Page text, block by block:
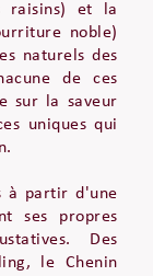
raisins) et la
noble)
naturels des
de ces
sur la saveur
uniques qui
à partir d'une
ses propres
Des
le Chenin